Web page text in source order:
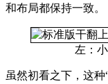
和布局都保持一致。
左：
虽然初看之下，这